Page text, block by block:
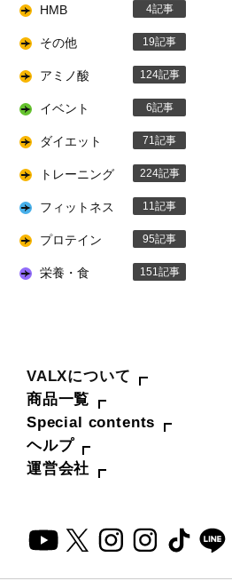
HMB 4
その他 19
アミノ酸 124
イベント 6
ダイエット 71
トレーニング 224
フィットネス 11
プロテイン 95
栄養・食 151
VALXについて
商品一覧
Special contents
ヘルプ
運営会社